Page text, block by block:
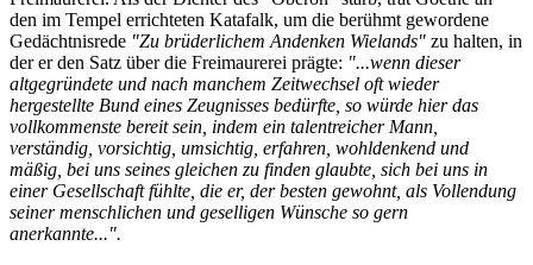
den im Tempel errichteten Katafalk, um die berühmt gewordene
Gedächtnisrede "Zu brüderlichem Andenken Wielands" zu halten, in
der er den Satz über die Freimaurerei prägte: "...wenn dieser
altgegründete und nach manchem Zeitwechsel oft wieder
hergestellte Bund eines Zeugnisses bedürfte, so würde hier das
vollkommenste bereit sein, indem ein talentreicher Mann,
verständig, vorsichtig, umsichtig, erfahren, wohldenkend und
mäßig, bei uns seines gleichen zu finden glaubte, sich bei uns in
einer Gesellschaft fühlte, die er, der besten gewohnt, als Vollendung
seiner menschlichen und geselligen Wünsche so gern
anerkannte...".